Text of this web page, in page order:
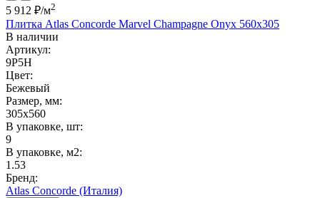
5 912 ₽/м2
Плитка Atlas Concorde Marvel Champagne Onyx 560x305
В наличии
Артикул:
9P5H
Цвет:
Бежевый
Размер, мм:
305x560
В упаковке, шт:
9
В упаковке, м2:
1.53
Бренд:
Atlas Concorde (Италия)